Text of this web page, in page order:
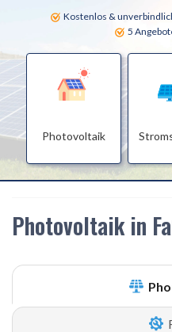
Kostenlos &
5
Photovoltaik
Photovoltaik in